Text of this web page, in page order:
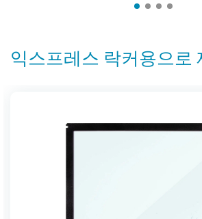
익스프레스 락커용으로